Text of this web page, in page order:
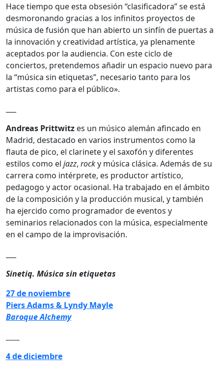
Hace tiempo que esta obsesión “clasificadora” se está
desmoronando gracias a los infinitos proyectos de
música de fusión que han abierto un sinfín de puertas a
la innovación y creatividad artística, ya plenamente
aceptados por la audiencia. Con este ciclo de
conciertos, pretendemos añadir un espacio nuevo para
la “música sin etiquetas”, necesario tanto para los
artistas como para el público».
Andreas Prittwitz es un músico alemán afincado en
Madrid, destacado en varios instrumentos como la
flauta de pico, el clarinete y el saxofón y diferentes
estilos como el jazz, rocky música clásica. Además de su
carrera como intérprete, es productor artístico,
pedagogo y actor ocasional. Ha trabajado en el ámbito
de la composición y la producción musical, y también
ha ejercido como programador de eventos y
seminarios relacionados con la música, especialmente
en el campo de la improvisación.
Sinetiq. Música sin etiquetas
27 de noviembre
Piers Adams & Lyndy Mayle
Baroque Alchemy
4 de diciembre